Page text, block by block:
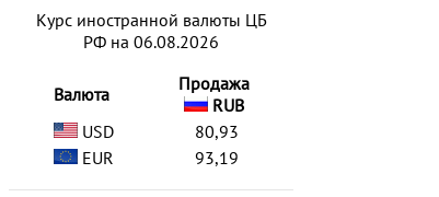
Курс иностранной валюты ЦБ
РФ на 06.08.2026
Валюта
Продажа
RUB
USD
80,93
EUR
93,19